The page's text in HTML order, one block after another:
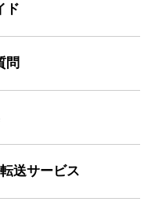
ド
問
送サービス